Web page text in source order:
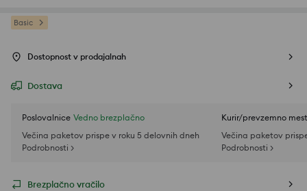
Basic
Dostopnost v prodajalnah
Dostava
Poslovalnice Vedno brezplačno
Večina paketov prispe v roku 5 delovnih dneh
Podrobnosti >
Kurir/prevzemno
Večina paketov
Podrobnosti >
Brezplačno vračilo